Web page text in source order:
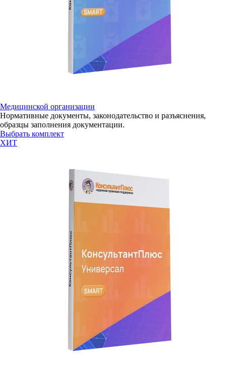
Медицинской организации
Нормативные документы, законодательство и разъяснения,
образцы заполнения документации.
Выбрать комплект
ХИТ